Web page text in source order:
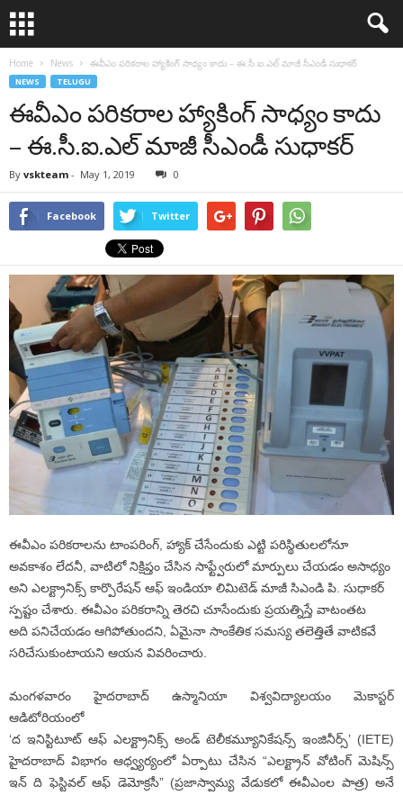
Home News ఈవీఎం పరికరాల హ్యాకింగ్ సాధ్యం కాదు – ఈ.సీ.ఐ.ఎల్ మాజీ సీఎండీ సుధాకర్
NEWS TELUGU
ఈవీఎం పరికరాల హ్యాకింగ్ సాధ్యం కాదు
– ఈ.సీ.ఐ.ఎల్ మాజీ సీఎండీ సుధాకర్
By vskteam - May 1, 2019 0
Facebook Twitter
ఈవీఎం పరికరాలను టాంపరింగ్, హ్యాక్ చేసేందుకు ఎట్టి పరిస్థితులలోనూ
అవకాశం లేదనీ, వాటిలో నిక్షిప్తం చేసిన సాఫ్ట్వేరులో మార్పులు చేయడం అసాధ్యం
అని ఎలక్ట్రానిక్స్ కార్పొరేషన్ ఆఫ్ ఇండియా లిమిటెడ్ మాజీ సిఎండి పి. సుధాకర్
స్పష్టం చేశారు. ఈవీఎం పరికరాన్ని తెరచి చూసేందుకు ప్రయత్నిస్తే వాటంతట
అది పనిచేయడం ఆగిపోతుందని, ఏమైనా సాంకేతిక సమస్య తలెత్తితే వాటికవే
సరిచేసుకుంటాయని ఆయన వివరించారు.
మంగళవారం హైదరాబాద్ ఉస్మానియా విశ్వవిద్యాలయం మెకాస్టర్
ఆడిటోరియంలో
‘ద ఇనిస్టిటూట్ ఆఫ్ ఎలక్ట్రానిక్స్ అండ్ టెలీకమ్యూనికేషన్స్ ఇంజినీర్స్’ (IETE)
హైదరాబాద్ విభాగం ఆధ్వ్యర్యంలో ఏర్పాటు చేసిన “ఎలక్ట్రాన్ వోటింగ్ మెషిన్స్
ఇన్ ది ఫెస్టివల్ ఆఫ్ డెమోక్రసీ” (ప్రజాస్వామ్య వేడుకలో ఈవీఎంల పాత్ర) అనే